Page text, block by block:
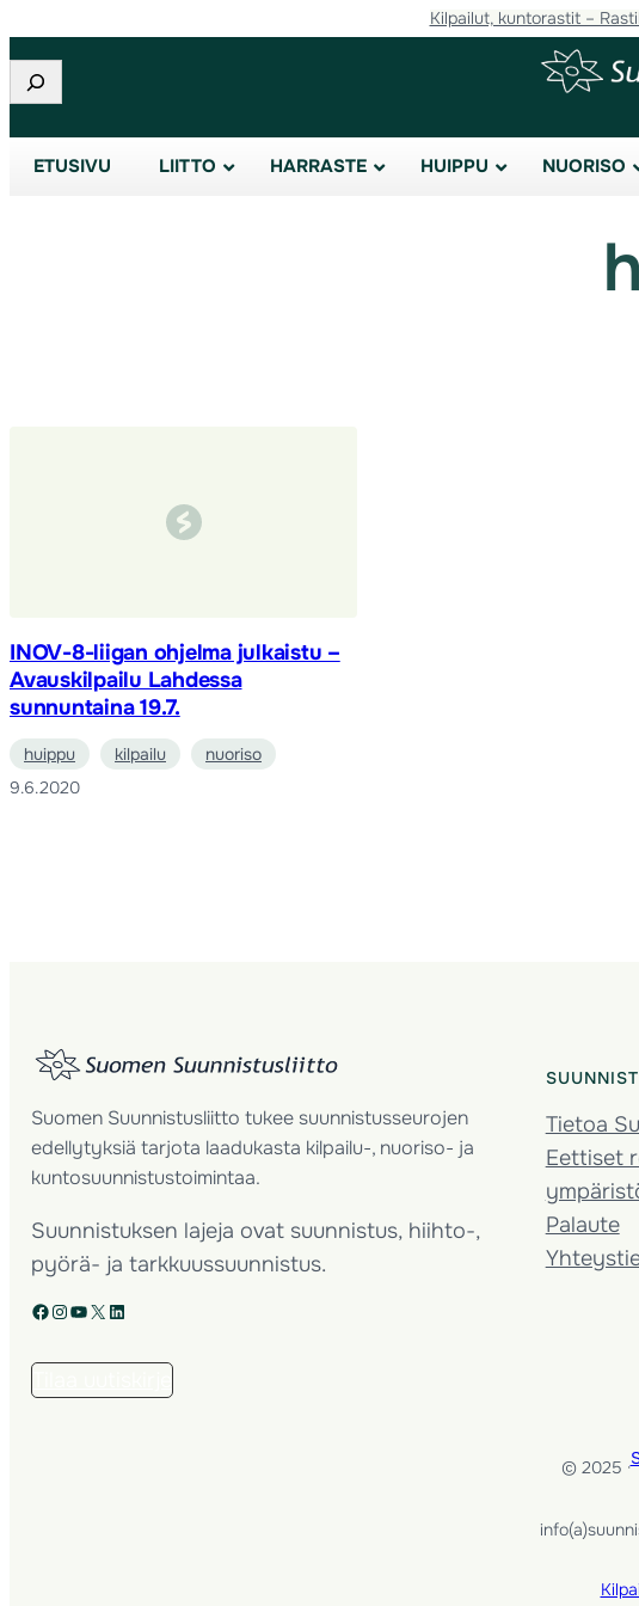
sisältöön
Kilpailut, kuntorastit –
Etsi
ETUSIVU LIITTO HARRASTE HUIPPU NUORISO
INOV-8-liigan ohjelma julkaistu –
Avauskilpailu Lahdessa
sunnuntaina 19.7.
huippu kilpailu
nuoriso
9.6.2020
Suomen Suunnistusliitto tukee suunnistusseurojen
edellytyksiä tarjota laadukasta kilpailu-, nuoriso- ja
kuntosuunnistustoimintaa.
Suunnistuksen lajeja ovat suunnistus, hiihto-,
pyörä- ja tarkkuussuunnistus.
Facebook Instagram YouTube X LinkedIn
Tietoa
Eettiset
Palaute
© 2025 ·